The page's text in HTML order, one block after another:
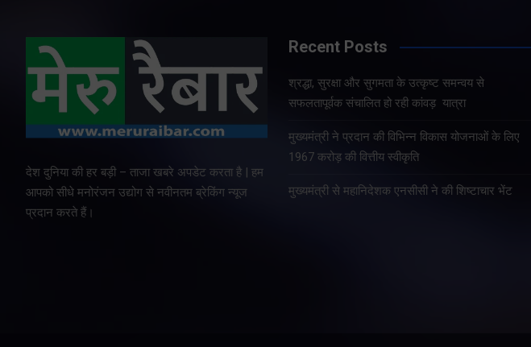
देश दुनिया की हर बड़ी – ताजा खबरे अपडेट करता है | हम
आपको सीधे मनोरंजन उद्योग से नवीनतम ब्रेकिंग न्यूज
प्रदान करते हैं।
Recent Posts
श्रद्धा, सुरक्षा और सुगमता के उत्कृष्ट समन्वय से
सफलतापूर्वक संचालित हो रही कांवड़ यात्रा
मुख्यमंत्री ने प्रदान की विभिन्न विकास योजनाओं के लिए
1967 करोड़ की वित्तीय स्वीकृति
मुख्यमंत्री से महानिदेशक एनसीसी ने की शिष्टाचार भेंट
Share Nowदेहरादून। मुख्य
सचिव आनंद बर्द्धन ने गुरुवार को
राज्य आपातकालीन परिचालन
केंद्र पहुंचकर प्रदेश में लगातार
उत्पन्न स्थिति की विस्तृत समीक्षा